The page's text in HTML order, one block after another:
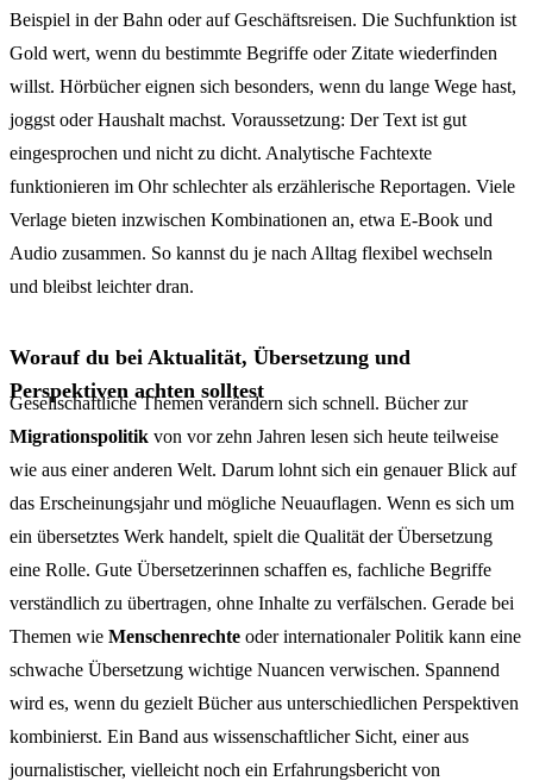
Beispiel in der Bahn oder auf Geschäftsreisen. Die Suchfunktion ist
Gold wert, wenn du bestimmte Begriffe oder Zitate wiederfinden
willst. Hörbücher eignen sich besonders, wenn du lange Wege hast,
joggst oder Haushalt machst. Voraussetzung: Der Text ist gut
eingesprochen und nicht zu dicht. Analytische Fachtexte
funktionieren im Ohr schlechter als erzählerische Reportagen. Viele
Verlage bieten inzwischen Kombinationen an, etwa E-Book und
Audio zusammen. So kannst du je nach Alltag flexibel wechseln
und bleibst leichter dran.
Worauf du bei Aktualität, Übersetzung und
Perspektiven achten solltest
Gesellschaftliche Themen verändern sich schnell. Bücher zur
Migrationspolitik von vor zehn Jahren lesen sich heute teilweise
wie aus einer anderen Welt. Darum lohnt sich ein genauer Blick auf
das Erscheinungsjahr und mögliche Neuauflagen. Wenn es sich um
ein übersetztes Werk handelt, spielt die Qualität der Übersetzung
eine Rolle. Gute Übersetzerinnen schaffen es, fachliche Begriffe
verständlich zu übertragen, ohne Inhalte zu verfälschen. Gerade bei
Themen wie Menschenrechte oder internationaler Politik kann eine
schwache Übersetzung wichtige Nuancen verwischen. Spannend
wird es, wenn du gezielt Bücher aus unterschiedlichen Perspektiven
kombinierst. Ein Band aus wissenschaftlicher Sicht, einer aus
journalistischer, vielleicht noch ein Erfahrungsbericht von